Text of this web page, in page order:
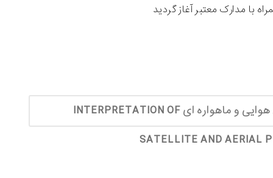
با مدارک معتبر آغاز گردید
ثبت نام دوره آموزش تفسیر عکسهای هوایی و ماهواره ای INTERPRETATION OF
SATELLITE AND AERIAL